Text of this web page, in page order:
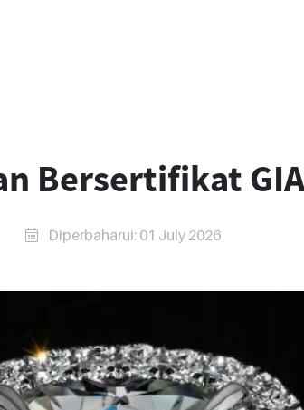
Bersertifikat
Diperbaharui: 01 July 2026